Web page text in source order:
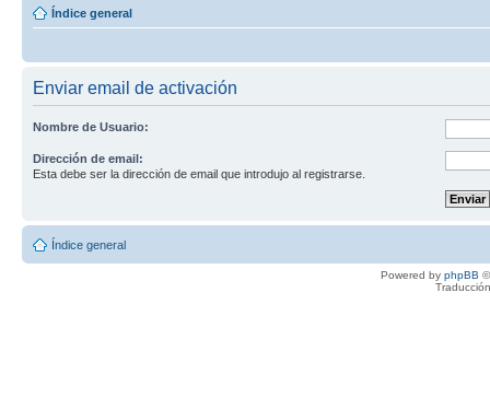
Índice general
Enviar email de activación
Nombre de Usuario:
Dirección de email:
Esta debe ser la dirección de email que introdujo al registrarse.
Índice general
Powered by phpBB